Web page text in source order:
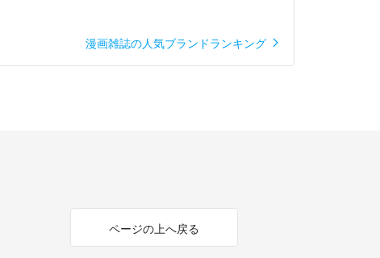
漫画雑誌の人気ブランドランキング
ページの上へ戻る